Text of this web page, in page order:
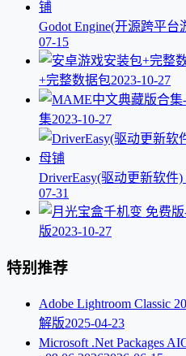
Godot Engine(开源跨平台
07-15
+完整数据包2023-10-27
集2023-10-27
DriverEasy(驱动更新软件
07-31
版2023-10-27
特别推荐
Adobe Lightroom Classic
解版2025-04-23
Microsoft .Net Packages